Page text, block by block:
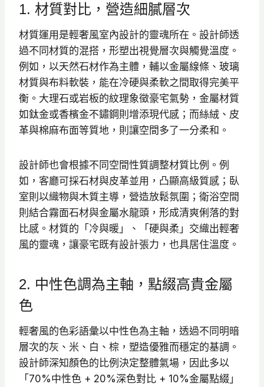
1. 材質對比，營造細膩層次
材質運用是輕奢風室內設計的靈魂所在。設計師透
過不同材質的混搭，形塑出視覺層次與觸覺溫度。
例如，以天然石材作為主體，輔以金屬線條、玻璃
材質與布料軟裝，能在冷硬與柔軟之間取得完美平
衡。大理石或岩板的紋理象徵豪宅氣勢，金屬材質
如鈦金或香檳金不鏽鋼則增添現代感；而絲絨、皮
革與棉麻布面等質地，則讓空間多了一分柔和。
設計師也會根據不同空間性質調整材質比例。例
如，客廳可採石材與皮革並用，凸顯高級質感；臥
室則以織物與木質主導，營造放鬆氛圍；衛浴空間
則結合霧面石材與金屬水龍頭，形成清爽俐落的對
比感。材質的「冷與暖」、「硬與柔」交織出輕奢
風的靈魂，讓豪宅既有設計張力，也具居住溫度。
2. 中性色調為主軸，點綴高貴金屬
色
輕奢風的色彩語彙以中性色為主軸，透過不同明暗
層次的灰、米、白、棕，塑造優雅而穩定的基調。
設計師深知顏色的比例決定整體氣場，因此多以
「70%中性色 + 20%深色對比 + 10%金屬點綴」